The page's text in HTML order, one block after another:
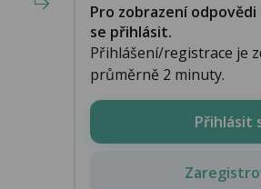
Pro zobrazení
se přihlásit.
Přihlášení/registrace je
průměrně 2 minuty.
Přihlásit